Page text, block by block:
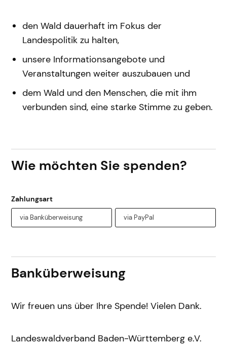
den Wald dauerhaft im Fokus der
Landespolitik zu halten,
unsere Informationsangebote und
Veranstaltungen weiter auszubauen und
dem Wald und den Menschen, die mit ihm
verbunden sind, eine starke Stimme zu geben.
r
p
e
n
n
n
a
Wie möchten Sie spenden?
Zahlungsart
via Banküberweisung via PayPal
Banküberweisung
Wir freuen uns über Ihre Spende! Vielen Dank.
Landeswaldverband Baden-Württemberg e.V.